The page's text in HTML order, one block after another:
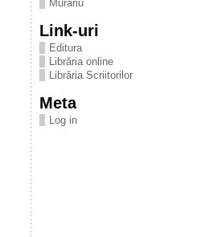
Murariu
Link-uri
Editura
Librăria online
Librăria Scriitorilor
Meta
Log in